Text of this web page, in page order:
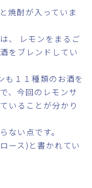
焼酎が入っていま
、 レモンをまるご
をブレンドしてい
も１１種類のお酒を
、今回のレモンサ
いることが分かり
ない点です。
ース)と書かれてい